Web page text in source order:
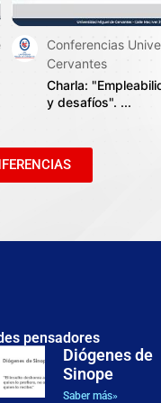
Conferencias
Cervantes
Charla:
y desafíos". ...
y posibilidades humanas:
en la filosofía política de
pensadores
Diógenes de
Sinope
Saber más»